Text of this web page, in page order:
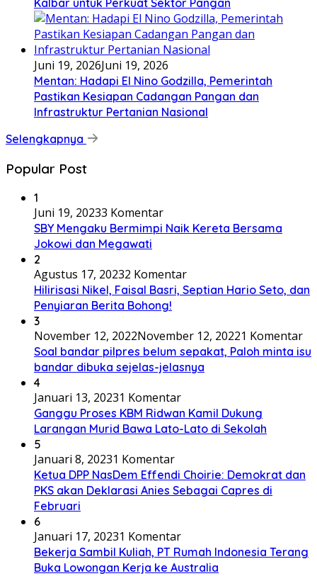
Kalbar untuk Perkuat Sektor Pangan
Juni 19, 2026Juni 19, 2026
Mentan: Hadapi El Nino Godzilla, Pemerintah
Pastikan Kesiapan Cadangan Pangan dan
Infrastruktur Pertanian Nasional
Selengkapnya
Popular Post
1
Juni 19, 20233 Komentar
SBY Mengaku Bermimpi Naik Kereta Bersama
Jokowi dan Megawati
2
Agustus 17, 20232 Komentar
Hilirisasi Nikel, Faisal Basri, Septian Hario Seto, dan
Penyiaran Berita Bohong!
3
November 12, 2022November 12, 20221 Komentar
Soal bandar pilpres belum sepakat, Paloh minta isu
bandar dibuka sejelas-jelasnya
4
Januari 13, 20231 Komentar
Ganggu Proses KBM Ridwan Kamil Dukung
Larangan Murid Bawa Lato-Lato di Sekolah
5
Januari 8, 20231 Komentar
Ketua DPP NasDem Effendi Choirie: Demokrat dan
PKS akan Deklarasi Anies Sebagai Capres di
Februari
6
Januari 17, 20231 Komentar
Bekerja Sambil Kuliah, PT Rumah Indonesia Terang
Buka Lowongan Kerja ke Australia